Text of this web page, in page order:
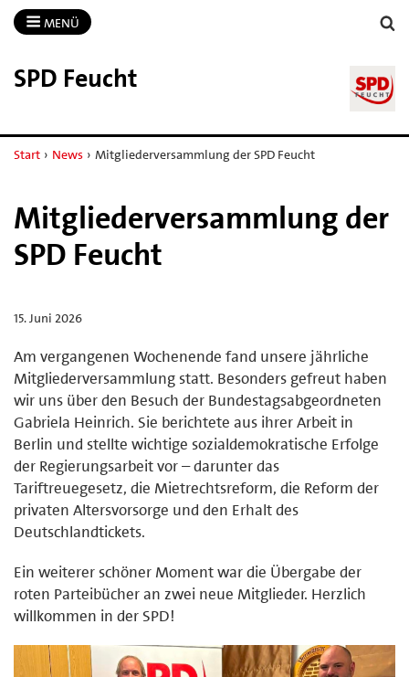
MENÜ
SPD Feucht
Start › News › Mitgliederversammlung der SPD Feucht
Mitgliederversammlung der
SPD Feucht
15. Juni 2026
Am vergangenen Wochenende fand unsere jährliche
Mitgliederversammlung statt. Besonders gefreut haben
wir uns über den Besuch der Bundestagsabgeordneten
Gabriela Heinrich. Sie berichtete aus ihrer Arbeit in
Berlin und stellte wichtige sozialdemokratische Erfolge
der Regierungsarbeit vor – darunter das
Tariftreuegesetz, die Mietrechtsreform, die Reform der
privaten Altersvorsorge und den Erhalt des
Deutschlandtickets.
Ein weiterer schöner Moment war die Übergabe der
roten Parteibücher an zwei neue Mitglieder. Herzlich
willkommen in der SPD!